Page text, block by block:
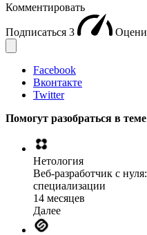
Комментировать
Подписаться 3
Facebook
Вконтакте
Twitter
Помогут разобраться в теме
Нетология
Веб-разработчик с
специализации
14 месяцев
Далее